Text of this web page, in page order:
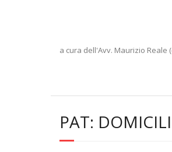
a cura dell'Avv. Maurizio
PAT: